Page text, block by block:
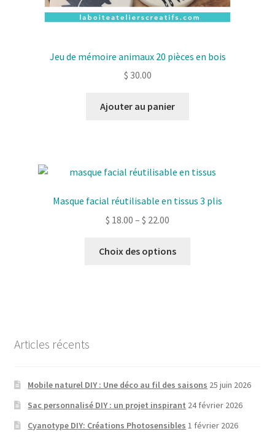
Jeu de mémoire animaux 20 pièces en bois
$ 30.00
Ajouter au panier
Masque facial réutilisable en tissus 3 plis
$ 18.00 – $ 22.00
Choix des options
choisies
page
Articles récents
Mobile naturel DIY : Une déco au fil des saisons 25 juin 2026
Sac personnalisé DIY : un projet inspirant 24 février 2026
Cyanotype DIY: Créations Photosensibles 1 février 2026